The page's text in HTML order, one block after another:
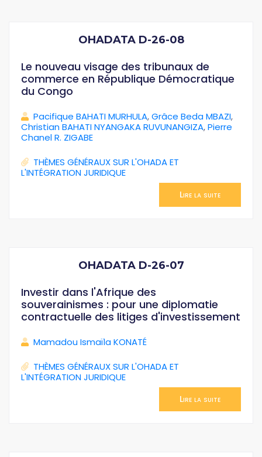
OHADATA D-26-08
Le nouveau visage des tribunaux de
commerce en République Démocratique
du Congo
Pacifique BAHATI MURHULA,Grâce Beda MBAZI,
Christian BAHATI NYANGAKA RUVUNANGIZA,Pierre
Chanel R. ZIGABE
THÈMES GÉNÉRAUX SUR L'OHADA ET
L'INTÉGRATION JURIDIQUE
Lire la suite
OHADATA D-26-07
Investir dans l'Afrique des
souverainismes : pour une diplomatie
contractuelle des litiges d'investissement
Mamadou Ismaïla KONATÉ
THÈMES GÉNÉRAUX SUR L'OHADA ET
L'INTÉGRATION JURIDIQUE
Lire la suite